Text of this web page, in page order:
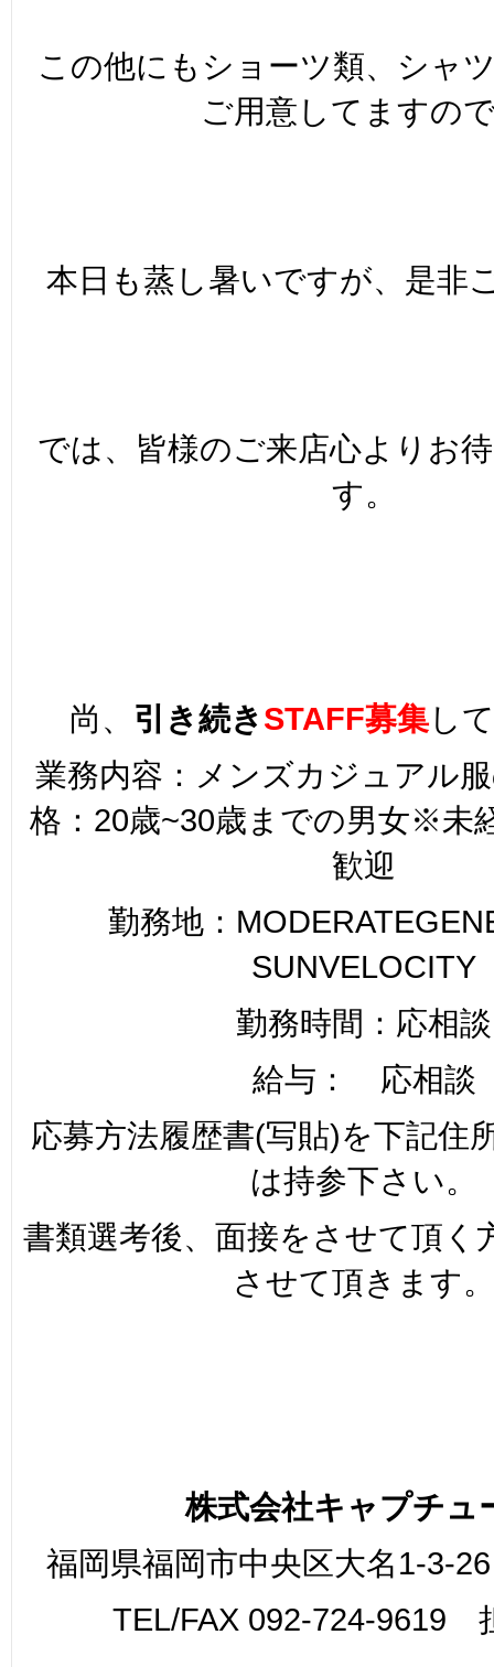
この他にもショーツ類、シャ
ご用意してますの
本日も蒸し暑いですが、是非
では、皆様のご来店心よりお
す。
尚、 引き続きSTAFF募集し
業務内容：メンズカジュアル
格：20歳~30歳までの男女※未
歓迎
勤務地：
SUNVELOCITY
勤務時間：応相談
給与： 応相談
応募方法履歴書(写貼)を下記住
は持参下さい。
書類選考後、面接をさせて頂く
させて頂きます。
株式会社キャプチュ
福岡県福岡市中央区大名1-3-
TEL/FAX 092-724-9619